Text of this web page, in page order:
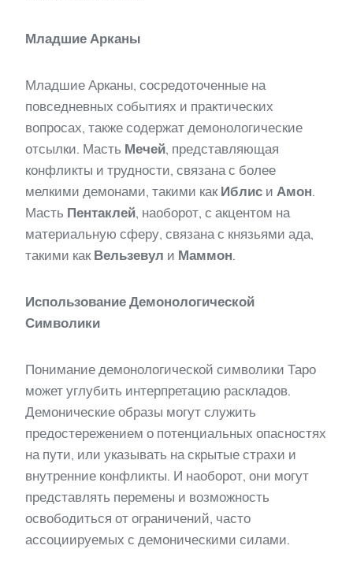
Младшие Арканы
Младшие Арканы, сосредоточенные на
повседневных событиях и практических
вопросах, также содержат демонологические
отсылки. Масть Мечей, представляющая
конфликты и трудности, связана с более
мелкими демонами, такими как Иблис и Амон.
Масть Пентаклей, наоборот, с акцентом на
материальную сферу, связана с князьями ада,
такими как Вельзевул и Маммон.
Использование Демонологической
Символики
Понимание демонологической символики Таро
может углубить интерпретацию раскладов.
Демонические образы могут служить
предостережением о потенциальных опасностях
на пути, или указывать на скрытые страхи и
внутренние конфликты. И наоборот, они могут
представлять перемены и возможность
освободиться от ограничений, часто
ассоциируемых с демоническими силами.